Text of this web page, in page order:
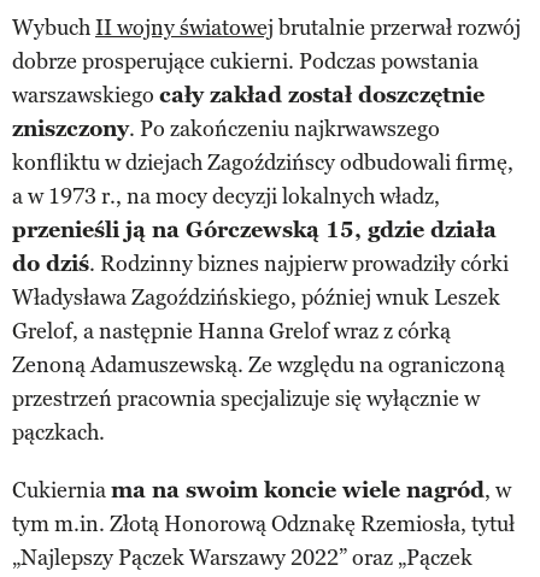
WybuchII wojny światowej brutalnie przerwał rozwój
dobrze prosperujące cukierni. Podczas powstania
warszawskiego cały zakład został doszczętnie
zniszczony. Po zakończeniu najkrwawszego
konfliktu w dziejach Zagoździńscy odbudowali firmę,
a w 1973 r., na mocy decyzji lokalnych władz,
przenieśli ją na Górczewską 15, gdzie działa
do dziś. Rodzinny biznes najpierw prowadziły córki
Władysława Zagoździńskiego, później wnuk Leszek
Grelof, a następnie Hanna Grelof wraz z córką
Zenoną Adamuszewską. Ze względu na ograniczoną
przestrzeń pracownia specjalizuje się wyłącznie w
pączkach.
Cukierniama na swoim koncie wiele nagród, w
tym m.in. Złotą Honorową Odznakę Rzemiosła, tytuł
„Najlepszy Pączek Warszawy 2022” oraz „Pączek